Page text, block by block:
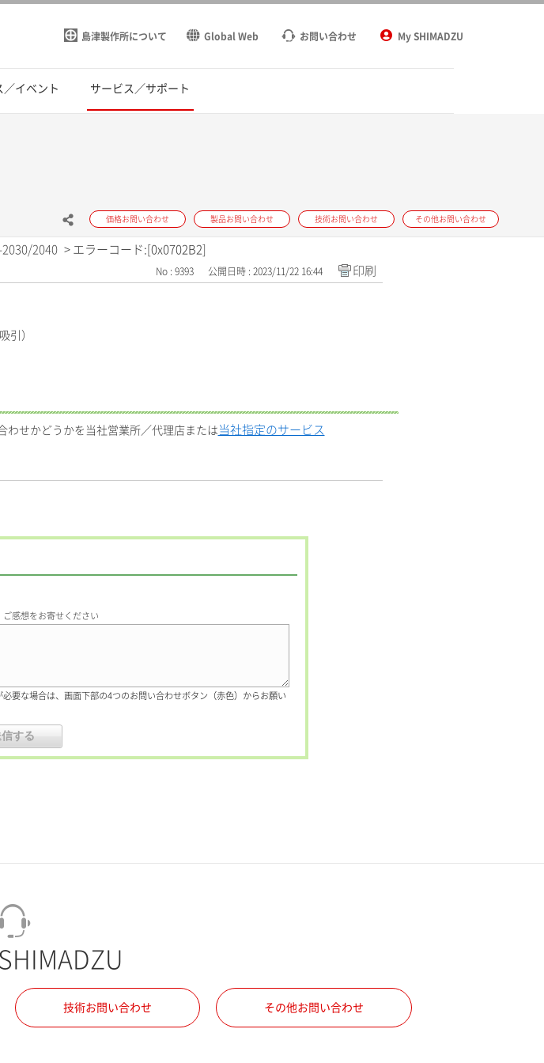
島津製作所について Global Web お問い合わせ My SHIMADZU
／イベント サービス／サポート
価格お問い合わせ 製品お問い合わせ 技術お問い合わせ その他お問い合わせ
2030/2040 > エラーコード:[0x0702B2]
No : 9393 公開日時 : 2023/11/22 16:44 印刷
引）
わせかどうかを当社営業所／代理店または 当社指定のサービス
ご感想をお寄せください
必要な場合は、画面下部の4つのお問い合わせボタン（赤色）からお願い
技術お問い合わせ その他お問い合わせ